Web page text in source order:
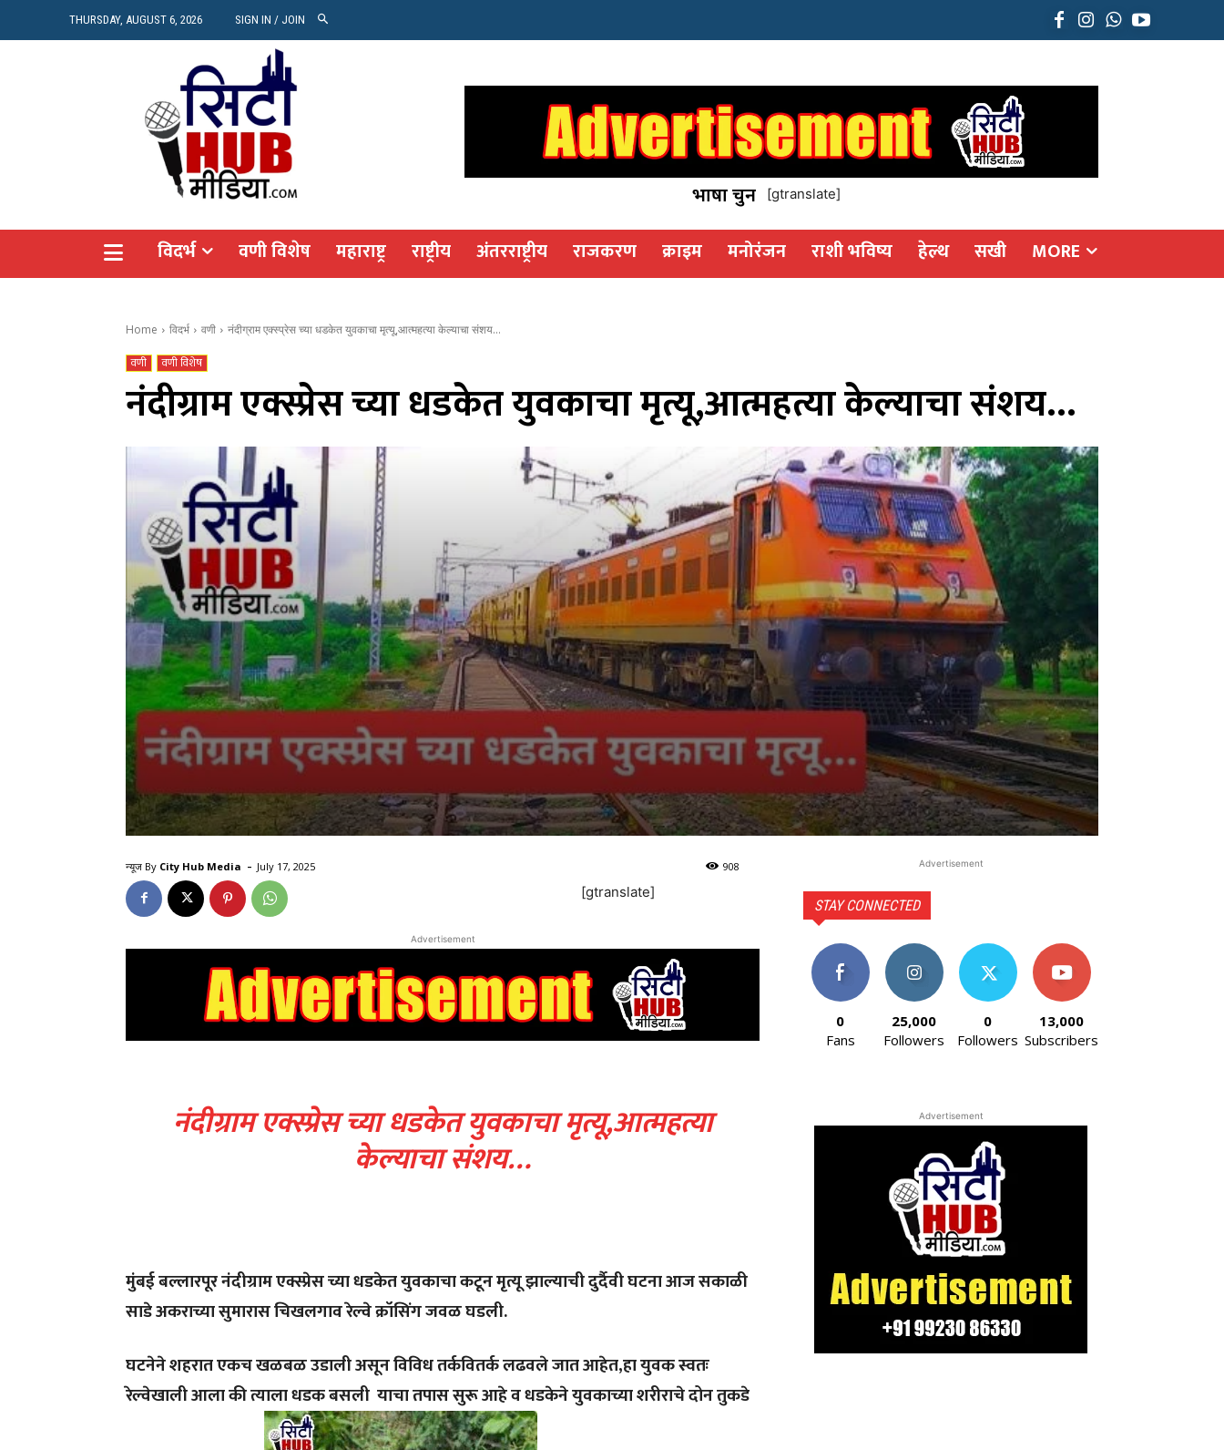
THURSDAY, AUGUST 6, 2026 SIGN IN / JOIN
भाषा चुनें [gtranslate]
विदर्भ वणी विशेष महाराष्ट्र राष्ट्रीय अंतरराष्ट्रीय राजकरण क्राइम मनोरंजन राशी भविष्य हेल्थ सखी MORE
Home विदर्भ वणी नंदीग्राम एक्स्प्रेस च्या धडकेत युवकाचा मृत्यू,आत्महत्या केल्याचा संशय...
वणी वणी विशेष
नंदीग्राम एक्स्प्रेस च्या धडकेत युवकाचा मृत्यू,आत्महत्या केल्याचा संशय…
न्यूज By City Hub Media - July 17, 2025 908
[gtranslate]
Advertisement
नंदीग्राम एक्स्प्रेस च्या धडकेत युवकाचा मृत्यू,आत्महत्या
केल्याचा संशय…
मुंबई बल्लारपूर नंदीग्राम एक्स्प्रेस च्या धडकेत युवकाचा कटून मृत्यू झाल्याची दुर्दैवी घटना आज सकाळी
साडे अकराच्या सुमारास चिखलगाव रेल्वे क्रॉसिंग जवळ घडली.
घटनेने शहरात एकच खळबळ उडाली असून विविध तर्कवितर्क लढवले जात आहेत,हा युवक स्वतः
रेल्वेखाली आला की त्याला धडक बसली याचा तपास सुरू आहे व धडकेने युवकाच्या शरीराचे दोन तुकडे
Advertisement
STAY CONNECTED
0
Fans
25,000
Followers
0
Followers
13,000
Subscribers
Advertisement